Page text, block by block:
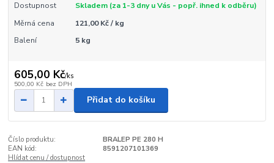
Dostupnost
Skladem (za 1-3 dny u Vás - popř. ihned k odběru)
Měrná cena
121,00 Kč / kg
Balení
5 kg
605,00 Kč/ks
500,00 Kč bez DPH
Přidat do košíku
Číslo produktu:
BRALEP PE 280 H
EAN kód:
8591207101369
Hlídat cenu / dostupnost